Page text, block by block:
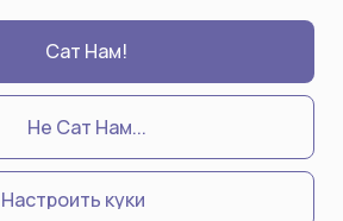
Сат Нам!
Не Сат Нам...
Настроить куки
on Tilda